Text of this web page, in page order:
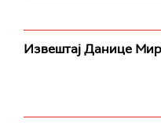
Извештај Данице